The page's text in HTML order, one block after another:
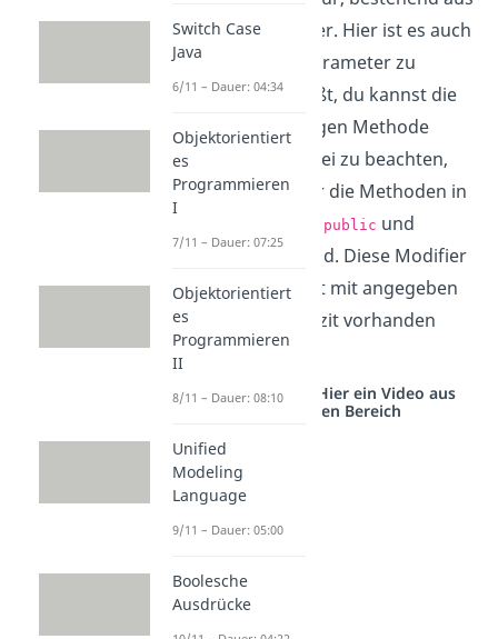
Name und Parameter. Hier ist es auch
möglich mehrere Parameter zu
übergeben. Das heißt, du kannst die
Signatur
der jeweiligen Methode
anpassen. Es ist dabei zu beachten,
dass als Modifier für die Methoden in
public und
zulässig sind. Diese Modifier
müssen jedoch nicht mit angegeben
werden, da sie implizit vorhanden
sind.
Studyflix vernetzt: Hier ein Video aus
einem anderen Bereich
Switch Case
Java
6/11 – Dauer: 04:34
Objektorientiert
es
Programmieren
I
7/11 – Dauer: 07:25
Objektorientiert
es
Programmieren
II
8/11 – Dauer: 08:10
Unified
Modeling
Language
9/11 – Dauer: 05:00
Boolesche
Ausdrücke